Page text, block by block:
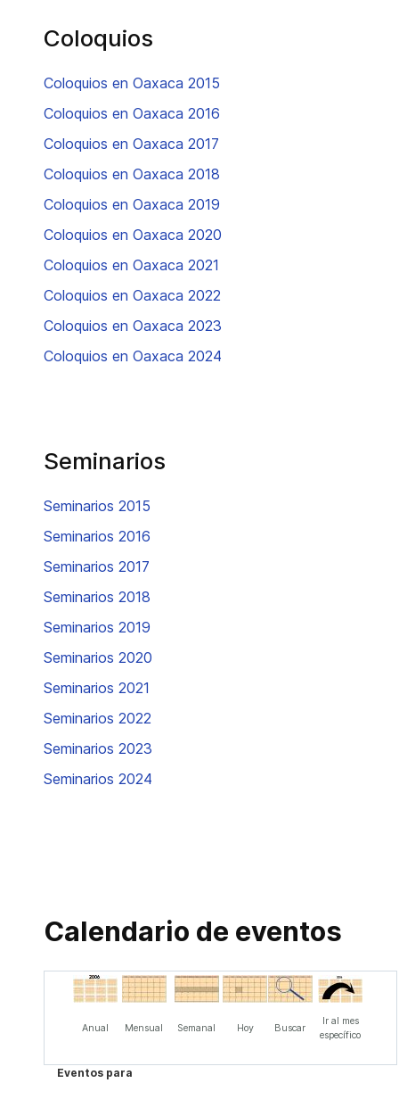
Coloquios
Coloquios en Oaxaca 2015
Coloquios en Oaxaca 2016
Coloquios en Oaxaca 2017
Coloquios en Oaxaca 2018
Coloquios en Oaxaca 2019
Coloquios en Oaxaca 2020
Coloquios en Oaxaca 2021
Coloquios en Oaxaca 2022
Coloquios en Oaxaca 2023
Coloquios en Oaxaca 2024
Seminarios
Seminarios 2015
Seminarios 2016
Seminarios 2017
Seminarios 2018
Seminarios 2019
Seminarios 2020
Seminarios 2021
Seminarios 2022
Seminarios 2023
Seminarios 2024
Calendario de eventos
Anual Mensual Semanal Hoy Buscar
Ir al mes
específico
Eventos para